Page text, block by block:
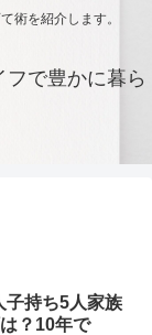
術を紹介します。
で豊かに暮ら
子持ち5人家族
？10年で